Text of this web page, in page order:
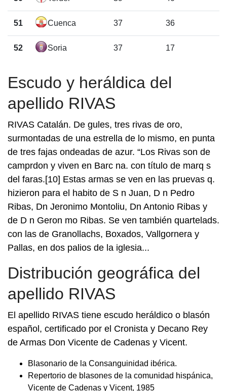
51 Cuenca 37 36
52 Soria 37 17
Escudo y heráldica del
apellido RIVAS
RIVAS Catalán. De gules, tres rivas de oro,
surmontadas de una estrella de lo mismo, en punta
de tres fajas ondeadas de azur. “Los Rivas son de
camprdon y viven en Barc na. con título de marq s
del faras.[10] Estas armas se ven en las pruevas q.
hizieron para el habito de S n Juan, D n Pedro
Ribas, Dn Jeronimo Montoliu, Dn Antonio Ribas y
de D n Geron mo Ribas. Se ven también quartelads.
con las de Granollachs, Boxados, Vallgornera y
Pallas, en dos palios de la iglesia...
Distribución geográfica del
apellido RIVAS
El apellido RIVAS tiene escudo heráldico o blasón
español, certificado por el Cronista y Decano Rey
de Armas Don Vicente de Cadenas y Vicent.
Blasonario de la Consanguinidad ibérica.
Repertorio de blasones de la comunidad hispánica,
Vicente de Cadenas y Vicent, 1985